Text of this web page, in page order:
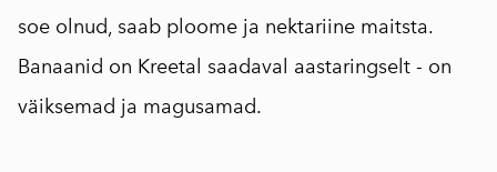
soe olnud, saab ploome ja nektariine maitsta.
Banaanid on Kreetal saadaval aastaringselt - on
väiksemad ja magusamad.